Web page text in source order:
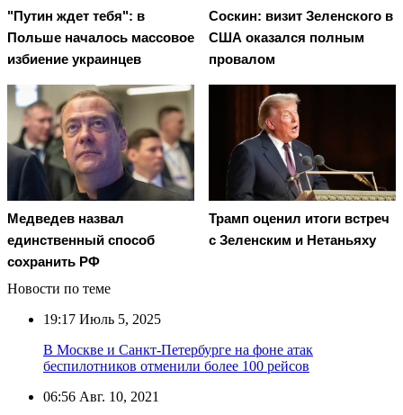
"Путин ждет тебя": в
Польше началось массовое
избиение украинцев
Соскин: визит Зеленского в
США оказался полным
провалом
Медведев назвал
единственный способ
сохранить РФ
Трамп оценил итоги встреч
с Зеленским и Нетаньяху
Новости по теме
19:17 Июль 5, 2025
В Москве и Санкт-Петербурге на фоне атак
беспилотников отменили более 100 рейсов
06:56 Авг. 10, 2021